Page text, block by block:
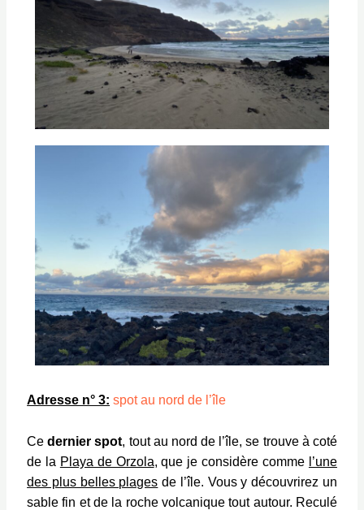
Adresse n° 3: spot au nord de l’île
Cedernier spot, tout au nord de l’île, se trouve à coté
de la Playa de Orzola, que je considère comme l’une
des plus belles plages de l’île. Vous y découvrirez un
sable fin et de la roche volcanique tout autour. Reculé